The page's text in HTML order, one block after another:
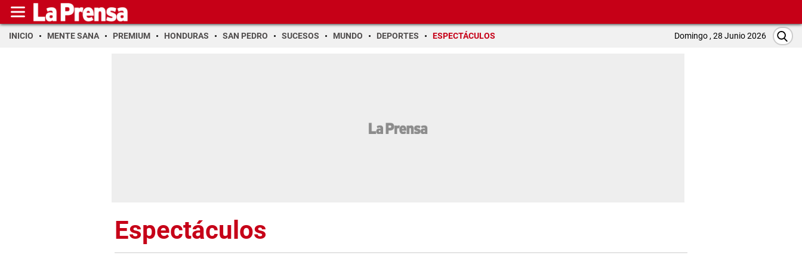
INICIO MENTE SANA PREMIUM HONDURAS SAN PEDRO SUCESOS MUNDO DEPORTES ESPECTÁCULOS Domingo , 28 Junio 2026
Espectáculos